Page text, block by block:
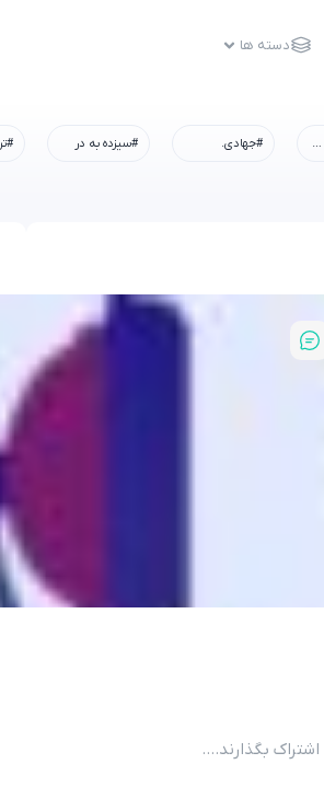
دسته ها
##دیوار_ایده #رسم_میزبانی #شهادت_امام_رضا #همه_خادم_الرضاییم #جهادی. #سیزده به در
بگذارند....